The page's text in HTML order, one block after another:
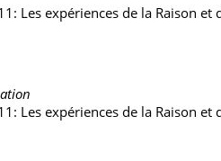
Les expériences de la Raison et
Les expériences de la Raison et